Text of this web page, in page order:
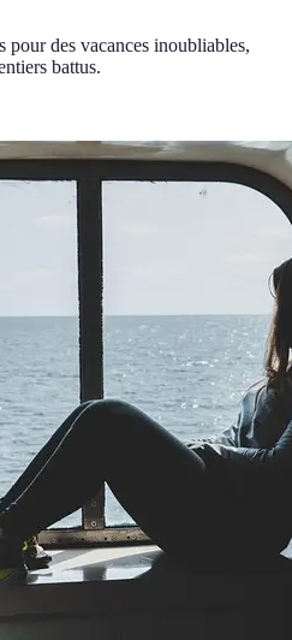
des vacances inoubliables,
battus.